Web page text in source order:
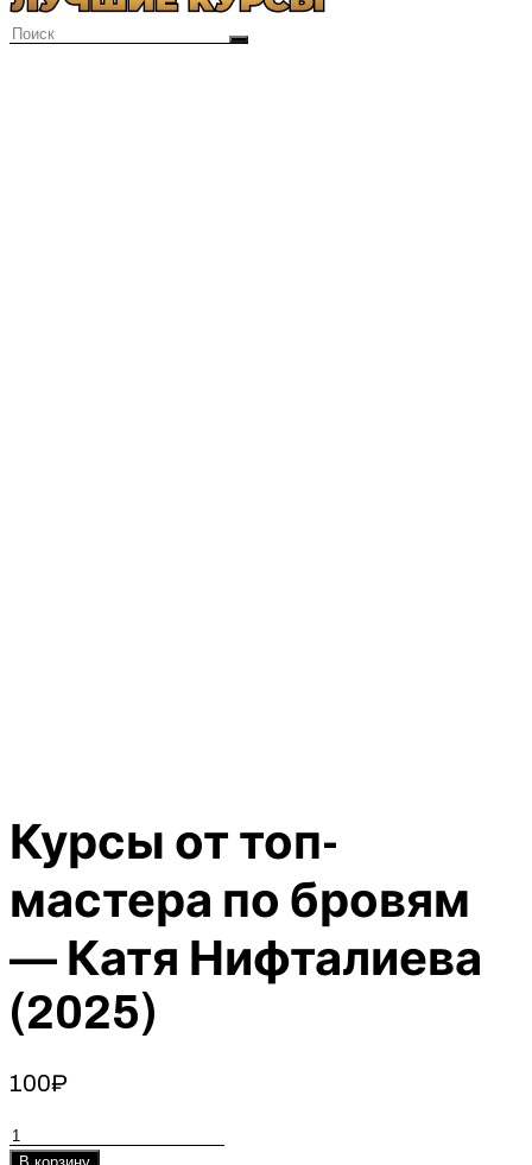
Курсы от топ-
мастера по бровям
— Катя Нифталиева
(2025)
100₽
Количество